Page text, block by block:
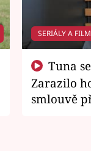
SERIÁLY A
Zarazilo
smlouvě